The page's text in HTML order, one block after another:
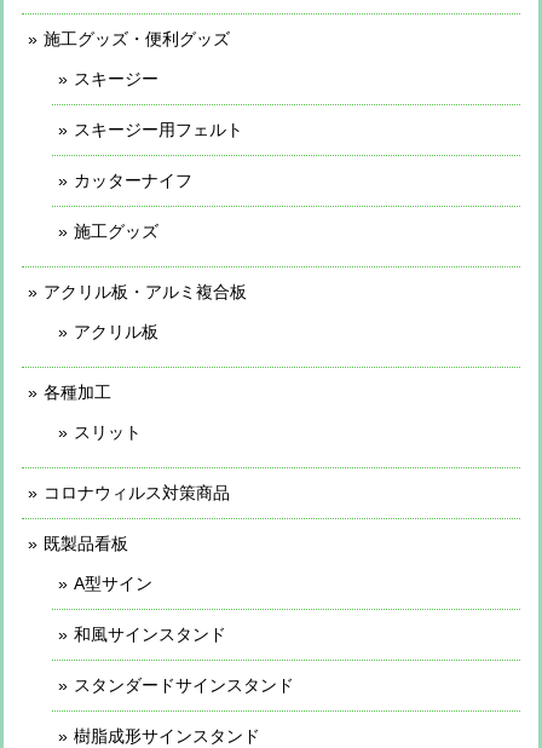
施工グッズ・便利グッズ
スキージー
スキージー用フェルト
カッターナイフ
施工グッズ
アクリル板・アルミ複合板
アクリル板
各種加工
スリット
コロナウィルス対策商品
既製品看板
A型サイン
和風サインスタンド
スタンダードサインスタンド
樹脂成形サインスタンド